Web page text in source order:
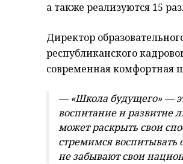
а также реализуются 15
Директор
республиканского
современная комфортная
— «Школа будущего» —
воспитание и развитие
может раскрыть свои
стремимся воспитывать
не забывают свои